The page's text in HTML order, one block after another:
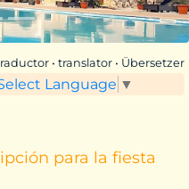
• translator • Übersetzer
Language ▼
para la fiesta